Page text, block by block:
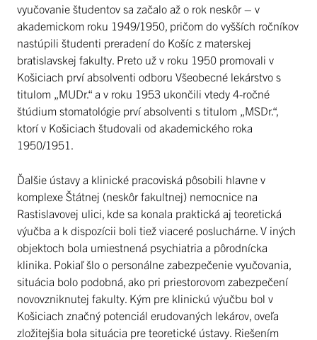
vyučovanie študentov sa začalo až o rok neskôr – v
akademickom roku 1949/1950, pričom do vyšších ročníkov
nastúpili študenti preradení do Košíc z materskej
bratislavskej fakulty. Preto už v roku 1950 promovali v
Košiciach prví absolventi odboru Všeobecné lekárstvo s
titulom „MUDr.“ a v roku 1953 ukončili vtedy 4-ročné
štúdium stomatológie prví absolventi s titulom „MSDr.“,
ktorí v Košiciach študovali od akademického roka
1950/1951.
Ďalšie ústavy a klinické pracoviská pôsobili hlavne v
komplexe Štátnej (neskôr fakultnej) nemocnice na
Rastislavovej ulici, kde sa konala praktická aj teoretická
výučba a k dispozícii boli tiež viaceré posluchárne. V iných
objektoch bola umiestnená psychiatria a pôrodnícka
klinika. Pokiaľ šlo o personálne zabezpečenie vyučovania,
situácia bolo podobná, ako pri priestorovom zabezpečení
novovzniknutej fakulty. Kým pre klinickú výučbu bol v
Košiciach značný potenciál erudovaných lekárov, oveľa
zložitejšia bola situácia pre teoretické ústavy. Riešením